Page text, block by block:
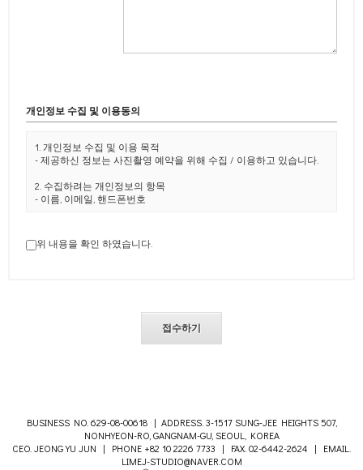
개인정보 수집 및 이용동의
1. 개인정보 수집 및 이용 목적
- 제공하신 정보는 사진촬영 예약을 위해 수집 / 이용하고 있습니다.
2. 수집하려는 개인정보의 항목
- 이름, 이메일, 핸드폰번호
- 문의하시는 분의 정보는 5년간 보유합니다.
- (관련법령 : 계약 또는 청약철회 등에 관한 기록 : 5년)
- 본 개인정보 수집에 대하여 거부하시는 경우, 촬영 예약이 불가능할
위 내용을 확인 하였습니다.
BUSINESS NO. 629-08-00618 | ADDRESS. 3-1517 SUNG-JEE HEIGHTS 507,
NONHYEON-RO, GANGNAM-GU, SEOUL, KOREA
CEO. JEONG YU JUN | PHONE +82 10 2226 7733 | FAX. 02-6442-2624 | EMAIL.
LIMEJ-STUDIO@NAVER.COM